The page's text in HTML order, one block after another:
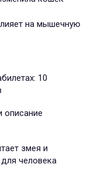
на мышечную
10
описание
змея и
человека